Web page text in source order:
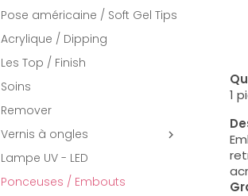
Pose américaine / Soft Gel Tips
Acrylique / Dipping
Les Top / Finish
Soins
Remover
Vernis à ongles

Lampe UV - LED
Ponceuses / Embouts
1